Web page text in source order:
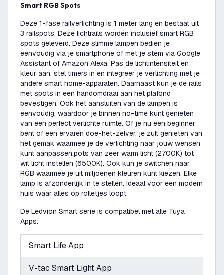
Smart RGB Spots
Deze 1-fase railverlichting is 1 meter lang en bestaat uit
3 railspots. Deze lichtrails worden inclusief smart RGB
spots geleverd. Deze slimme lampen bedien je
eenvoudig via je smartphone of met je stem via Google
Assistant of Amazon Alexa. Pas de lichtintensiteit en
kleur aan, stel timers in en integreer je verlichting met je
andere smart home-apparaten. Daarnaast kun je de rails
met spots in een handomdraai aan het plafond
bevestigen. Ook het aansluiten van de lampen is
eenvoudig, waardoor je binnen no-time kunt genieten
van een perfect verlichte ruimte. Of je nu een beginner
bent of een ervaren doe-het-zelver, je zult genieten van
het gemak waarmee je de verlichting naar jouw wensen
kunt aanpassen.pots van zeer warm licht (2700K) tot
wit licht instellen (6500K). Ook kun je switchen naar
RGB waarmee je uit miljoenen kleuren kunt kiezen. Elke
lamp is afzonderlijk in te stellen. Ideaal voor een modern
huis waar alles op rolletjes loopt.
De Ledvion Smart serie is compatibel met alle Tuya
Apps:
Smart Life App
V-tac Smart Light App